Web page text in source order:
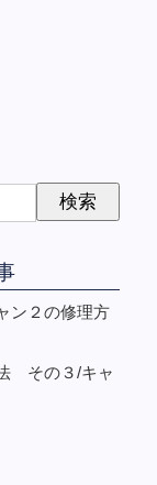
ン２の修理方
その３/キャ